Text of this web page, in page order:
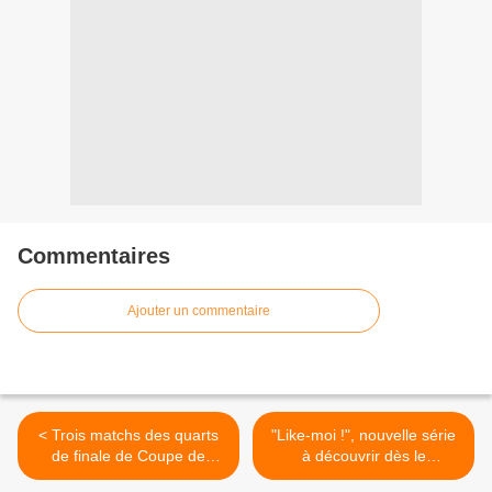
Commentaires
Ajouter un commentaire
< Trois matchs des quarts
de finale de Coupe de
France de football à vivre
"Like-moi !", nouvelle série
à découvrir dès le
dimanche 18 mars sur